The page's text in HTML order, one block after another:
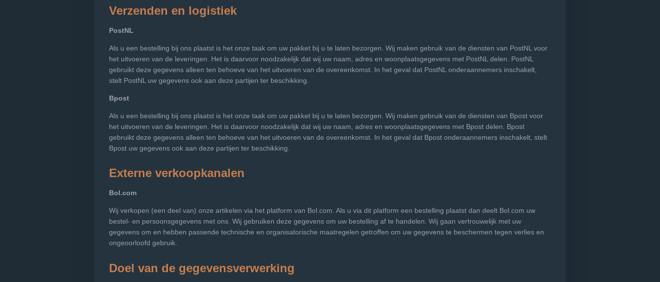
Verzenden en logistiek
PostNL
Als u een bestelling bij ons plaatst is het onze taak om uw pakket bij u te laten bezorgen. Wij maken gebruik van de diensten van PostNL voor
het uitvoeren van de leveringen. Het is daarvoor noodzakelijk dat wij uw naam, adres en woonplaatsgegevens met PostNL delen. PostNL
gebruikt deze gegevens alleen ten behoeve van het uitvoeren van de overeenkomst. In het geval dat PostNL onderaannemers inschakelt,
stelt PostNL uw gegevens ook aan deze partijen ter beschikking.
Bpost
Als u een bestelling bij ons plaatst is het onze taak om uw pakket bij u te laten bezorgen. Wij maken gebruik van de diensten van Bpost voor
het uitvoeren van de leveringen. Het is daarvoor noodzakelijk dat wij uw naam, adres en woonplaatsgegevens met Bpost delen. Bpost
gebruikt deze gegevens alleen ten behoeve van het uitvoeren van de overeenkomst. In het geval dat Bpost onderaannemers inschakelt, stelt
Bpost uw gegevens ook aan deze partijen ter beschikking.
Externe verkoopkanalen
Bol.com
Wij verkopen (een deel van) onze artikelen via het platform van Bol.com. Als u via dit platform een bestelling plaatst dan deelt Bol.com uw
bestel- en persoonsgegevens met ons. Wij gebruiken deze gegevens om uw bestelling af te handelen. Wij gaan vertrouwelijk met uw
gegevens om en hebben passende technische en organisatorische maatregelen getroffen om uw gegevens te beschermen tegen verlies en
ongeoorloofd gebruik.
Doel van de gegevensverwerking